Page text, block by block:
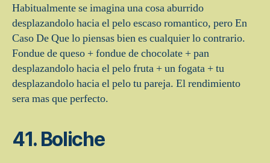
Habitualmente se imagina una cosa aburrido
desplazandolo hacia el pelo escaso romantico, pero En
Caso De Que lo piensas bien es cualquier lo contrario.
Fondue de queso + fondue de chocolate + pan
desplazandolo hacia el pelo fruta + un fogata + tu
desplazandolo hacia el pelo tu pareja. El rendimiento
sera mas que perfecto.
41. Boliche